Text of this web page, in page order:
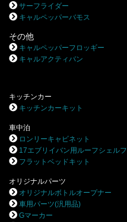
サーフライダー
キャルペッパーバモス
その他
キャルペッパーフロッギー
キャルアクティバン
キッチンカー
キッチンカーキット
車中泊
ロンリーキャビネット
17エブリイバン用ルーフシェルフ
フラットベッドキット
オリジナルパーツ
オリジナルボトルオープナー
車用パーツ(汎用品)
Gマーカー